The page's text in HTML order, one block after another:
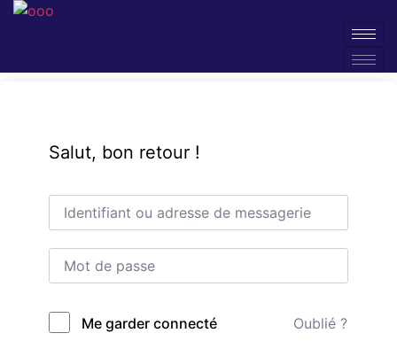
Salut, bon retour !
Me garder connecté Oublié ?